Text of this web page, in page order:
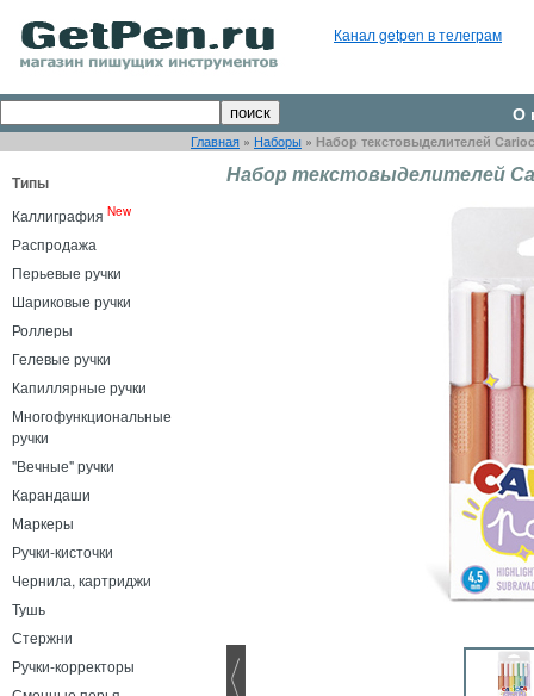
Канал getpen в телеграм
О
Главная » Наборы » Набор текстовыделителей
Типы
Каллиграфия New
Распродажа
Перьевые ручки
Шариковые ручки
Роллеры
Гелевые ручки
Капиллярные ручки
Многофункциональные
ручки
"Вечные" ручки
Карандаши
Маркеры
Ручки-кисточки
Чернила, картриджи
Тушь
Стержни
Ручки-корректоры
Набор текстовыделителей